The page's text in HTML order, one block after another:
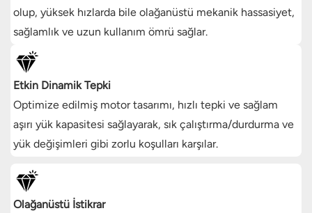
olup, yüksek hızlarda bile olağanüstü mekanik hassasiyet,
sağlamlık ve uzun kullanım ömrü sağlar.
Etkin Dinamik Tepki
Optimize edilmiş motor tasarımı, hızlı tepki ve sağlam
aşırı yük kapasitesi sağlayarak, sık çalıştırma/durdurma ve
yük değişimleri gibi zorlu koşulları karşılar.
Olağanüstü İstikrar